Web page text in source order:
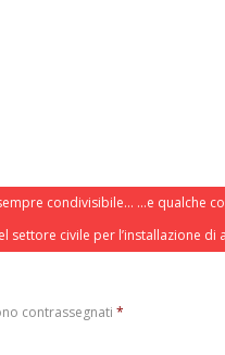
condivisibile… …e qualche
settore civile per l’installazione
contrassegnati *